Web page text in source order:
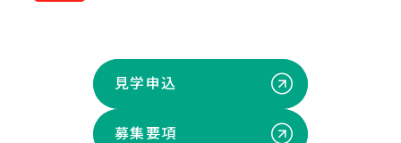
見学申込
募集要項